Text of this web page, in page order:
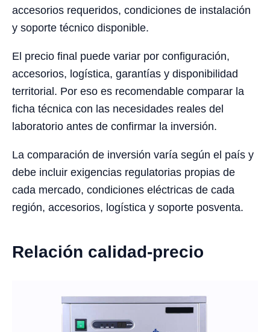
accesorios requeridos, condiciones de instalación
y soporte técnico disponible.
El precio final puede variar por configuración,
accesorios, logística, garantías y disponibilidad
territorial. Por eso es recomendable comparar la
ficha técnica con las necesidades reales del
laboratorio antes de confirmar la inversión.
La comparación de inversión varía según el país y
debe incluir exigencias regulatorias propias de
cada mercado, condiciones eléctricas de cada
región, accesorios, logística y soporte posventa.
Relación calidad-precio